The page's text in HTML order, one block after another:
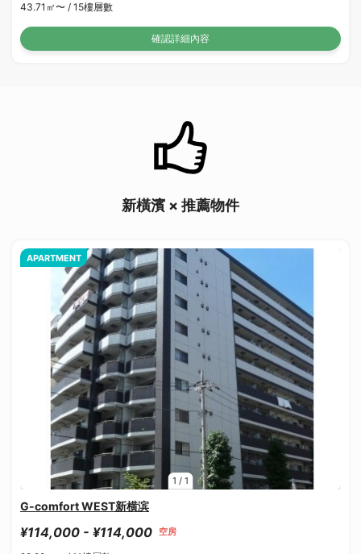
43.71㎡〜 / 15樓層數
確認詳細內容
新橫濱 × 推薦物件
1 / 1
APARTMENT
G-comfort WEST新横滨
¥114,000 - ¥114,000 空房